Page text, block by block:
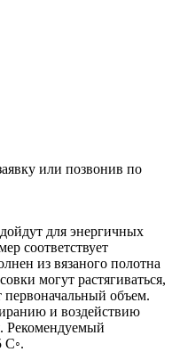
или позвонив по
для энергичных
соответствует
из вязаного полотна
могут растягиваться,
первоначальный объем.
и воздействию
Рекомендуемый
С◦.